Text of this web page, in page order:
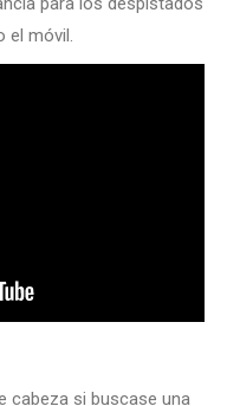
el móvil.
cabeza si buscase una